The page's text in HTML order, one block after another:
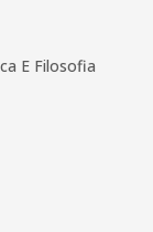
E Filosofia